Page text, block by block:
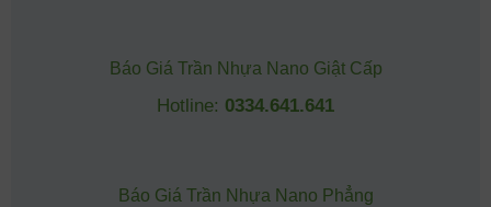
Báo Giá Trần Nhựa Nano Giật Cấp
Hotline: 0334.641.641
Báo Giá Trần Nhựa Nano Phẳng